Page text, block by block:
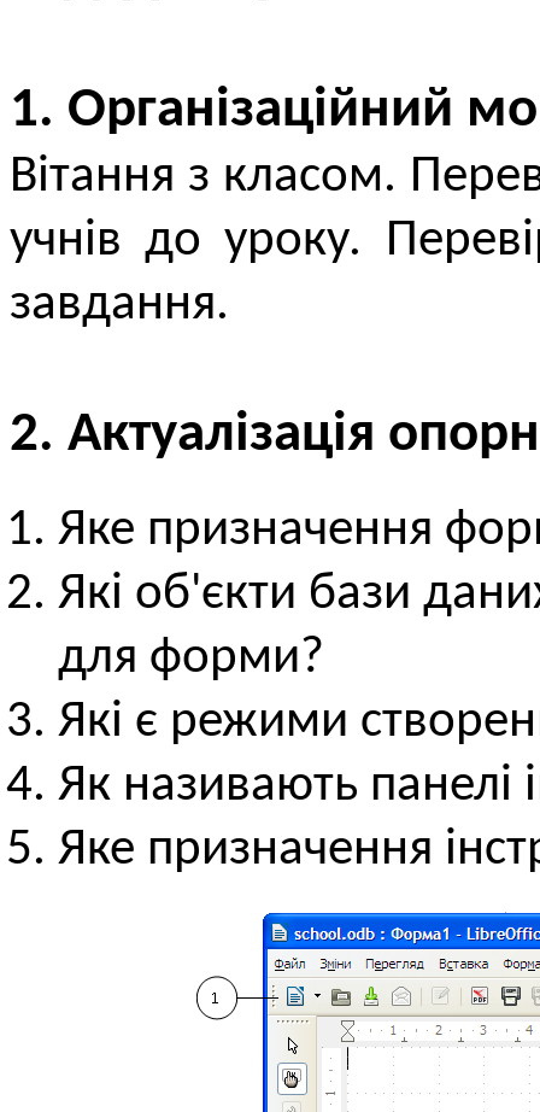
1. Організаційний
Вітання з класом.
учнів до уроку.
завдання.
2. Актуалізація
Яке призначення
Які об'єкти бази
для форми?
Які є режими
Як називають панелі
Яке призначення